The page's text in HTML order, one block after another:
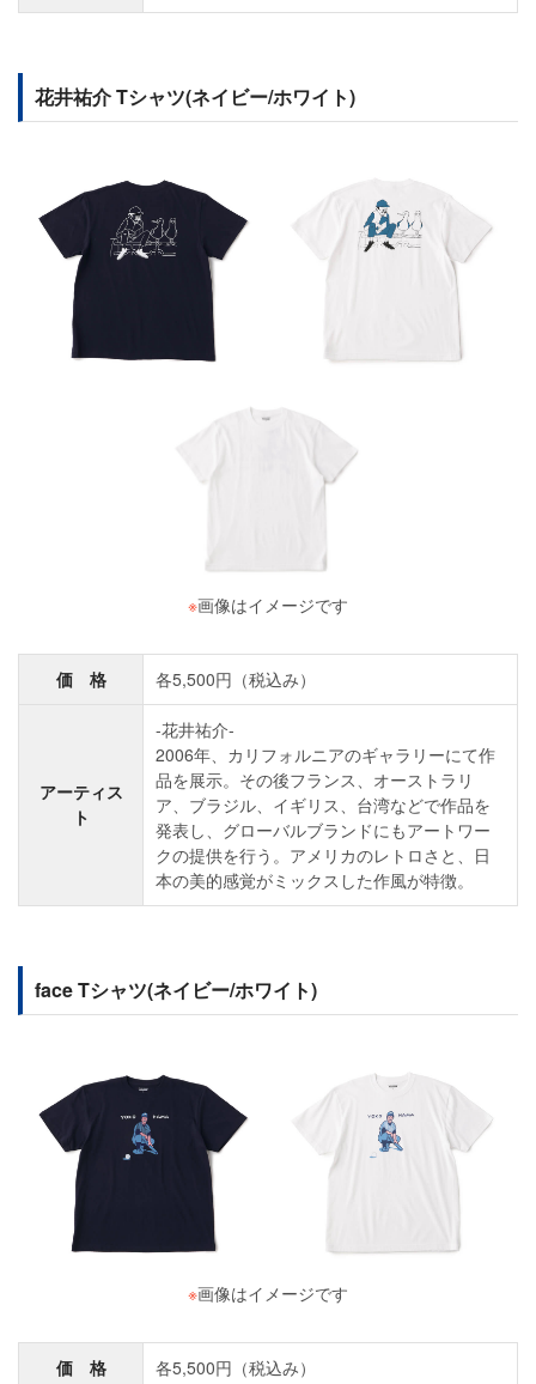
花井祐介 Tシャツ(ネイビー/ホワイト)
※画像はイメージです
価 格 各5,500円（税込み）
アーティス
ト
-花井祐介-
2006年、カリフォルニアのギャラリーにて作
品を展示。その後フランス、オーストラリ
ア、ブラジル、イギリス、台湾などで作品を
発表し、グローバルブランドにもアートワー
クの提供を行う。アメリカのレトロさと、日
本の美的感覚がミックスした作風が特徴。
face Tシャツ(ネイビー/ホワイト)
※画像はイメージです
価 格 各5,500円（税込み）